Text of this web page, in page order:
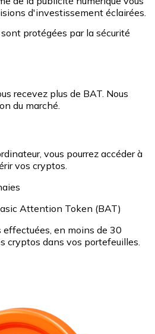
d'investissement éclairées.
protégées par la sécurité
recevez plus de BAT. Nous
du marché.
vous pourrez accéder à
vos cryptos.
Attention Token (BAT)
en moins de 30
cryptos dans vos portefeuilles.